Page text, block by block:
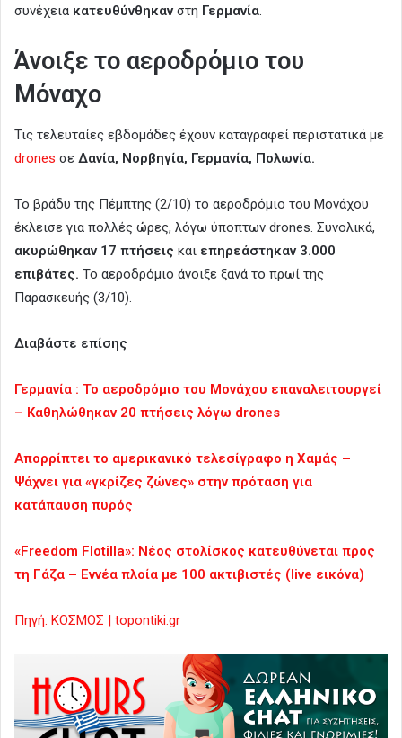
συνέχεια κατευθύνθηκαν στη Γερμανία.
Άνοιξε το αεροδρόμιο του
Μόναχο
Τις τελευταίες εβδομάδες έχουν καταγραφεί περιστατικά με
drones σε Δανία, Νορβηγία, Γερμανία, Πολωνία.
Το βράδυ της Πέμπτης (2/10) το αεροδρόμιο του Μονάχου
έκλεισε για πολλές ώρες, λόγω ύποπτων drones. Συνολικά,
ακυρώθηκαν 17 πτήσεις και επηρεάστηκαν 3.000
επιβάτες. Το αεροδρόμιο άνοιξε ξανά το πρωί της
Παρασκευής (3/10).
Διαβάστε επίσης
Γερμανία : Το αεροδρόμιο του Μονάχου επαναλειτουργεί
– Καθηλώθηκαν 20 πτήσεις λόγω drones
Απορρίπτει το αμερικανικό τελεσίγραφο η Χαμάς –
Ψάχνει για «γκρίζες ζώνες» στην πρόταση για
κατάπαυση πυρός
«Freedom Flotilla»: Νέος στολίσκος κατευθύνεται προς
τη Γάζα – Εννέα πλοία με 100 ακτιβιστές (live εικόνα)
Πηγή: ΚΟΣΜΟΣ | topontiki.gr